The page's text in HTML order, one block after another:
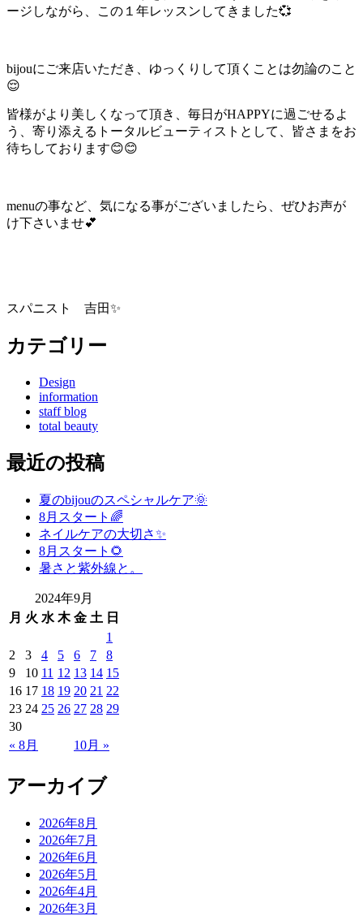
ージしながら、この１年レッスンしてきました💞
bijouにご来店いただき、ゆっくりして頂くことは勿論のこと
😌
皆様がより美しくなって頂き、毎日がHAPPYに過ごせるよ
う、寄り添えるトータルビューティストとして、皆さまをお
待ちしております😊😊
menuの事など、気になる事がございましたら、ぜひお声が
け下さいませ💕
スパニスト 吉田✨
カテゴリー
Design
information
staff blog
total beauty
最近の投稿
夏のbijouのスペシャルケア🌞
8月スタート🌈
ネイルケアの大切さ✨
8月スタート🌻
暑さと紫外線と。
2024年9月
月 火 水 木 金 土 日
« 8月 10月 »
1
2
3 4 5 6 7
8
9
10 11 12 13 14 15
16 17 18 19 20 21 22
23 24 25 26 27 28 29
30
アーカイブ
2026年8月
2026年7月
2026年6月
2026年5月
2026年4月
2026年3月